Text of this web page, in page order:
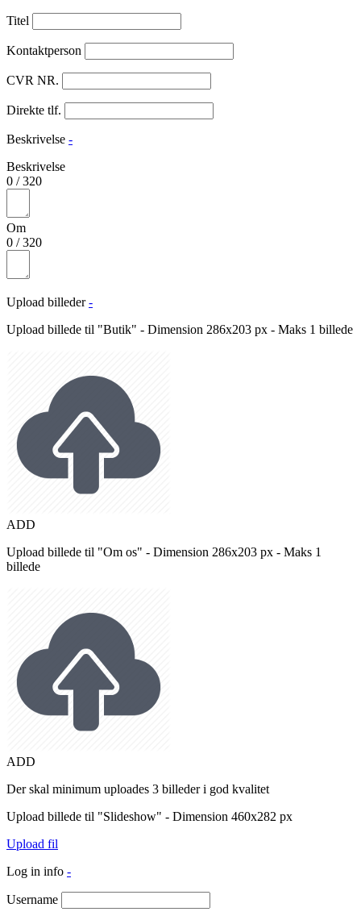
Titel
Kontaktperson
CVR NR.
Direkte tlf.
Beskrivelse -
Beskrivelse
0 /320
Om
0 /320
Upload billeder -
Upload billede til "Butik" - Dimension 286x203 px - Maks 1 billede
ADD
Upload billede til "Om os" - Dimension 286x203 px - Maks 1
billede
ADD
Der skal minimum uploades 3 billeder i god kvalitet
Upload billede til "Slideshow" - Dimension 460x282 px
Upload fil
Log in info -
Username